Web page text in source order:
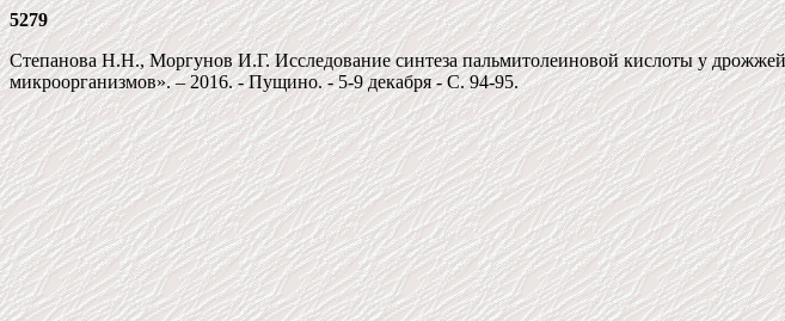
5279
Степанова Н.Н., Моргунов И.Г. Исследование синтеза пальмитолеиновой кислоты у
микроорганизмов». – 2016. - Пущино. - 5-9 декабря - С. 94-95.